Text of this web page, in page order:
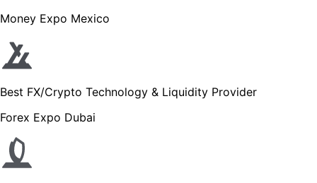
Money Expo Mexico
Best FX/Crypto Technology & Liquidity Provider
Forex Expo Dubai